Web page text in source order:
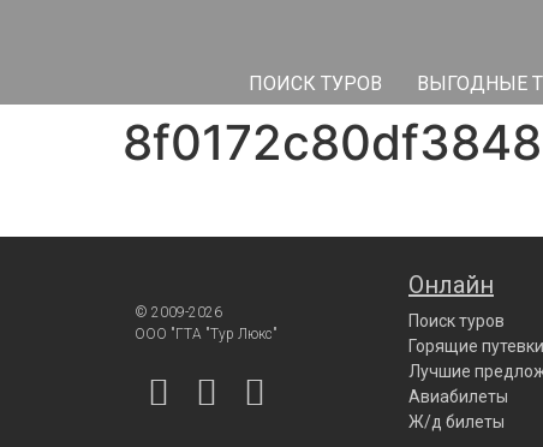
ПОИСК ТУРОВ ВЫГОДНЫЕ
© 2009-2026
ООО "ГТА "Тур Люкс"
Онлайн
Поиск туров
Горящие путевки
Лучшие
Авиабилеты
Ж/д билеты